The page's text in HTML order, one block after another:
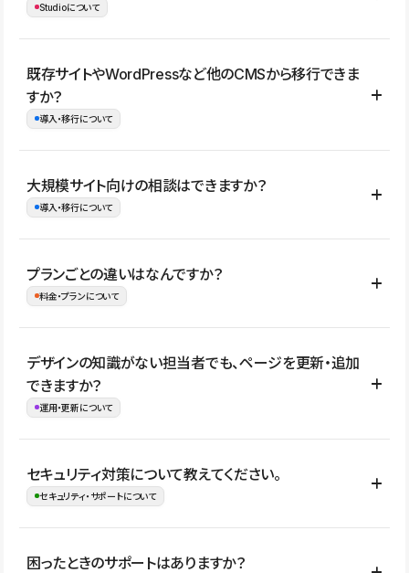
Studioについて
コーポレートサイト、サービスサイト、LP、採用サイト、ブロ
グ・メディア、イベントサイト、店舗・商品紹介サイト、ポートフ
ォリオなど幅広く制作できます。
既存サイトやWordPressなど他のCMSから移行できま
すか？
導入・移行について
はい。既存サイトの構成やコンテンツ、URLを整理したうえで、
Studio上に再構築する形で移行できます。 WordPressの場合は、
イト全体のデザインや設定がそのまま移行されるわけではないた
め、移行後にページ構成やデザイン、CMS設計、URL・リダイレク
大規模サイト向けの相談はできますか？
導入・移行について
はい。アクセス規模が大きいサイトや、複数部門での運用、権限管
理、セキュリティ確認、既存システムとの連携など、個別の要件が
ない段階でも、お問い合わせください。
お問合せはこちら
プランごとの違いはなんですか？
料金・プランについて
公開ページ数、バージョン履歴の期間、CMS利用数の上限、権限
管理の有無などがプランごとに異なります。詳しくは料金プランペ
ージをご覧ください。
デザインの知識がない担当者でも、ページを更新・追加
できますか？
運用・更新について
はい。CMSやコンポーネントを活用して更新範囲を設計しておく
ことで、デザインを崩しにくい状態で運用できます。 さらにコン
ながらレイアウトに影響を与えずに更新作業を進めやすくなりま
セキュリティ対策について教えてください。
セキュリティ・サポートについて
Studioでは、公開サイトやサービスを安全に利用できるよう、通信
困ったときのサポートはありますか？